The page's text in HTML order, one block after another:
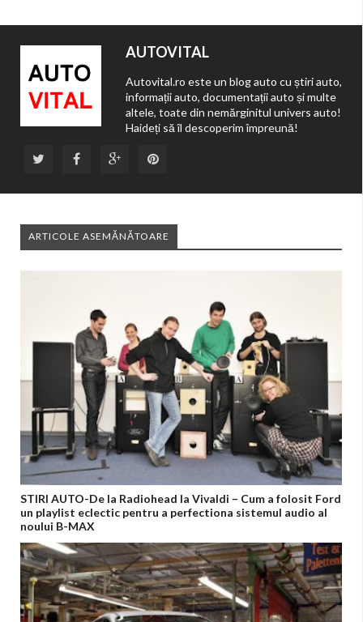
AUTOVITAL
Autovital.ro este un blog auto cu știri auto,
informații auto, documentații auto și multe
altele, toate din nemărginitul univers auto!
Haideți să îl descoperim împreună!
ARTICOLE ASEMĂNĂTOARE
STIRI AUTO-De la Radiohead la Vivaldi – Cum a folosit Ford
un playlist eclectic pentru a perfectiona sistemul audio al
noului B-MAX